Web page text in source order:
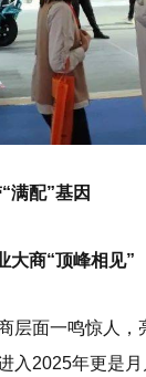
满配”基因
大商“顶峰相见”
层面一鸣惊人
2025年更是月